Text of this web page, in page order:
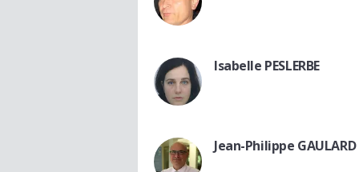
Isabelle PESLERBE
Jean-Philippe GAULARD